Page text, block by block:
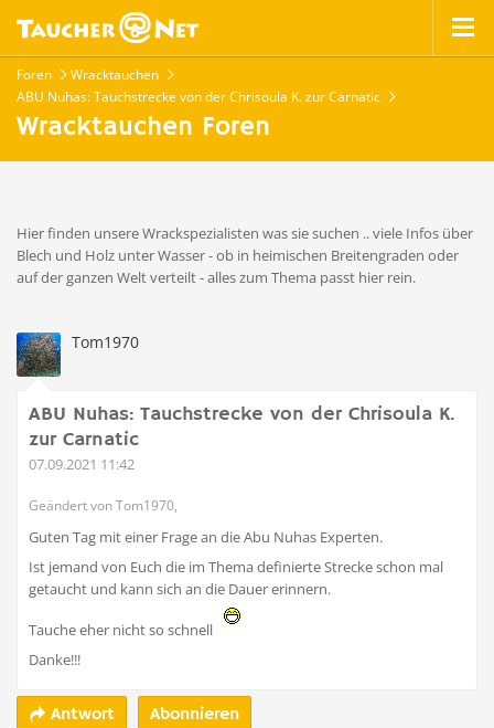
Foren
Wracktauchen
ABU Nuhas: Tauchstrecke von der Chrisoula K. zur Carnatic
Wracktauchen Foren
Hier finden unsere Wrackspezialisten was sie suchen .. viele Infos über
Blech und Holz unter Wasser - ob in heimischen Breitengraden oder
auf der ganzen Welt verteilt - alles zum Thema passt hier rein.
Tom1970
ABU Nuhas: Tauchstrecke von der Chrisoula K.
zur Carnatic
07.09.2021 11:42
Geändert von Tom1970,
Guten Tag mit einer Frage an die Abu Nuhas Experten.
Ist jemand von Euch die im Thema definierte Strecke schon mal
getaucht und kann sich an die Dauer erinnern.
Tauche eher nicht so schnell
Danke!!!
Antwort Abonnieren